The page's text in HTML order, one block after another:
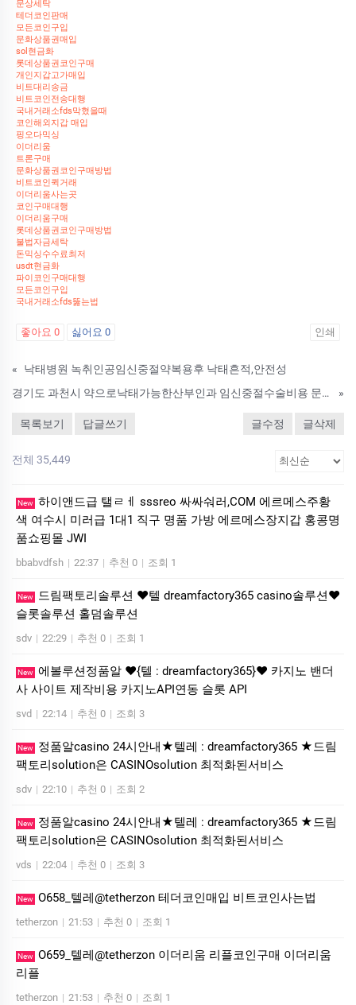
문상세탁
테더코인판매
모든코인구입
문화상품권매입
sol현금화
롯데상품권코인구매
개인지갑고가매입
비트대리송금
비트코인전송대행
국내거래소fds막혔을때
코인해외지갑 매입
핑오다믹싱
이더리움
트론구매
문화상품권코인구매방법
비트코인퀵거래
이더리움사는곳
코인구매대행
이더리움구매
롯데상품권코인구매방법
불법자금세탁
돈믹싱수수료최저
usdt현금화
파이코인구매대행
모든코인구입
국내거래소fds뚫는법
좋아요 0 싫어요 0 인쇄
«
낙태병원 녹취인공임신중절약복용후 낙태흔적,안전성
경기도 과천시 약으로낙태가능한산부인과 임신중절수술비용 문의 흡입낙­태수술
»
목록보기 답글쓰기 글수정 글삭제
전체 35,449
New 하이앤드급 탤ㄹㅔ sssreo 싸싸숴러,COM 에르메스주황
색 여수시 미러급 1대1 직구 명품 가방 에르메스장지갑 홍콩명
품쇼핑몰 JWI
bbabvdfsh | 22:37 | 추천 0 | 조회 1
New
드림팩토리솔루션 ❤️텔 dreamfactory365 casino솔루션❤️
슬롯솔루션 홀덤솔루션
sdv | 22:29 | 추천 0 | 조회 1
New 에볼루션정품알 ❤️{텔 : dreamfactory365}❤️ 카지노 밴더
사 사이트 제작비용 카지노API연동 슬롯 API
svd | 22:14 | 추천 0 | 조회 3
New
정품알casino 24시안내★텔레 : dreamfactory365 ★드림
팩토리solution은 CASINOsolution 최적화된서비스
sdv | 22:10 | 추천 0 | 조회 2
New
정품알casino 24시안내★텔레 : dreamfactory365 ★드림
팩토리solution은 CASINOsolution 최적화된서비스
vds | 22:04 | 추천 0 | 조회 3
New O658_텔레@tetherzon 테더코인매입 비트코인사는법
tetherzon | 21:53 | 추천 0 | 조회 1
New O659_텔레@tetherzon 이더리움 리플코인구매 이더리움
리플
tetherzon | 21:53 | 추천 0 | 조회 1